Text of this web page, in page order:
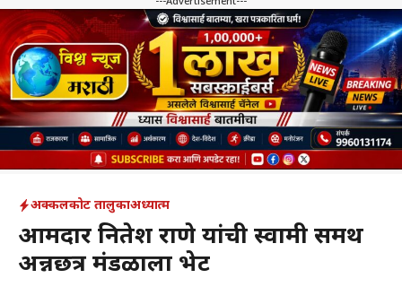
अक्कलकोट तालुकाअध्यात्म
आमदार नितेश राणे यांची स्वामी समर्थ
अन्नछत्र मंडळाला भेट